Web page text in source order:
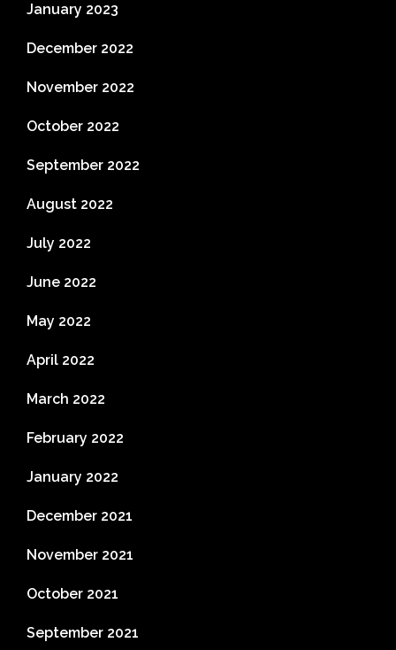
January 2023
December 2022
November 2022
October 2022
September 2022
August 2022
July 2022
June 2022
May 2022
April 2022
March 2022
February 2022
January 2022
December 2021
November 2021
October 2021
September 2021